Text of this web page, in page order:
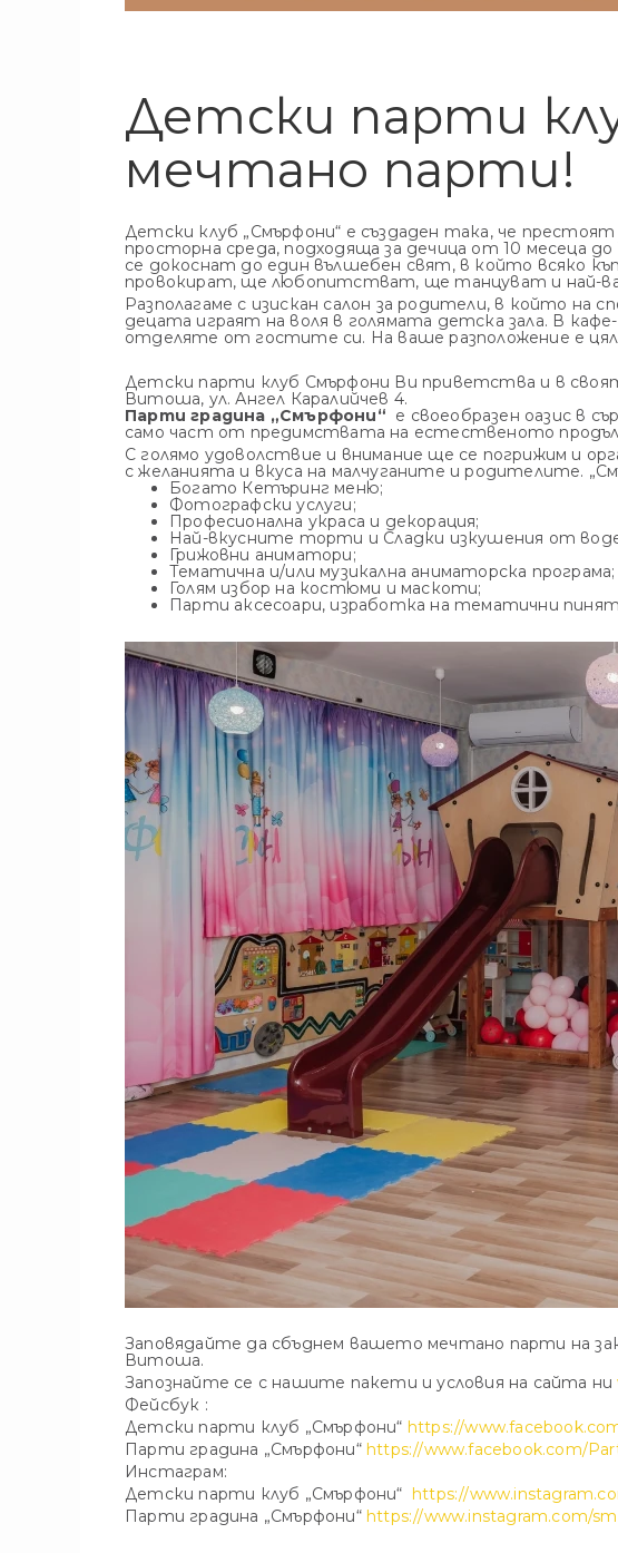
Детски парти
мечтано парти!
Детски клуб „Смърфони“ е създаден така, че
просторна среда, подходяща за дечица от 10 месеца
се докоснат до един вълшебен свят, в който всяко
провокират, ще любопитстват, ще танцуват и най-
Разполагаме с изискан салон за родители, в който
децата играят на воля в голямата детска зала. В
отделяте от гостите си. На ваше разположение е
Детски парти клуб Смърфони Ви приветства и в
Витоша, ул. Ангел Каралийчев 4.
Парти градина „Смърфони“ е своеобразен оазис в
само част от предимствата на естественото
С голямо удоволствие и внимание ще се погрижим и
с желанията и вкуса на малчуганите и родителите.
Богато Кетъринг меню;
Фотографски услуги;
Професионална украса и декорация;
Най-вкусните торти и Сладки изкушения от
Грижовни аниматори;
Тематична и/или музикална аниматорска програма;
Голям избор на костюми и маскоти;
Парти аксесоари, изработка на тематични
Заповядайте да сбъднем вашето мечтано парти на
Витоша.
Запознайте се с нашите пакети и условия на сайта ни
Фейсбук :
Детски парти клуб „Смърфони“ https://
Парти градина „Смърфони“ https://www.facebook.com/
Инстаграм:
Детски парти клуб „Смърфони“ https://
Парти градина „Смърфони“ https://www.instagram.com/